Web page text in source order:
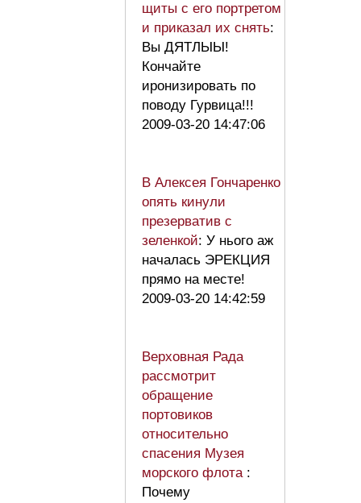
щиты с его портретом
и приказал их снять:
Вы ДЯТЛЫЫ!
Кончайте
иронизировать по
поводу Гурвица!!!
2009-03-20 14:47:06
В Алексея Гончаренко
опять кинули
презерватив с
зеленкой: У нього аж
началась ЭРЕКЦИЯ
прямо на месте!
2009-03-20 14:42:59
Верховная Рада
рассмотрит
обращение
портовиков
относительно
спасения Музея
морского флота :
Почему